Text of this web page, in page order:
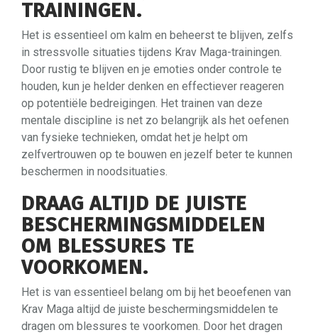
TRAININGEN.
Het is essentieel om kalm en beheerst te blijven, zelfs
in stressvolle situaties tijdens Krav Maga-trainingen.
Door rustig te blijven en je emoties onder controle te
houden, kun je helder denken en effectiever reageren
op potentiële bedreigingen. Het trainen van deze
mentale discipline is net zo belangrijk als het oefenen
van fysieke technieken, omdat het je helpt om
zelfvertrouwen op te bouwen en jezelf beter te kunnen
beschermen in noodsituaties.
DRAAG ALTIJD DE JUISTE
BESCHERMINGSMIDDELEN
OM BLESSURES TE
VOORKOMEN.
Het is van essentieel belang om bij het beoefenen van
Krav Maga altijd de juiste beschermingsmiddelen te
dragen om blessures te voorkomen. Door het dragen